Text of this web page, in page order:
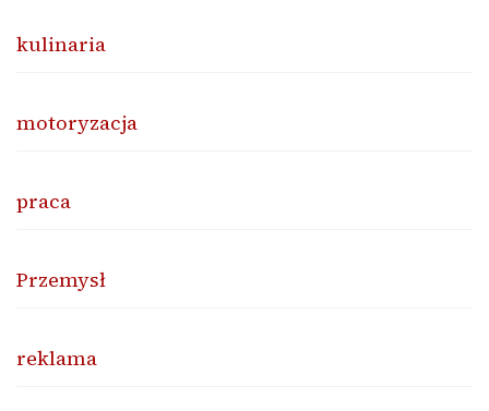
kulinaria
motoryzacja
praca
Przemysł
reklama